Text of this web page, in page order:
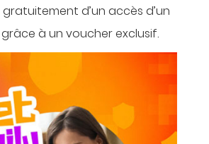
d’un accès d’un
à un voucher exclusif.